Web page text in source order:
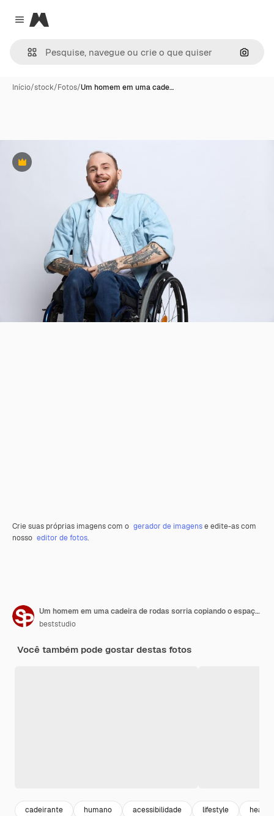
Close menu
Magnific
Início/stock/Fotos/Um homem em uma cade…
Premium
Crie suas próprias imagens com o gerador de imagense edite-as com
nosso editor de fotos.
Um homem em uma cadeira de rodas sorria copiando o espaço com tatuagens nos braços, sentado em um estúdio cinza, o conceito de saúde é uma pessoa com deficiência, uma pessoa real
beststudio
Você também pode gostar destas fotos
cadeirante humano acessibilidade lifestyle healthy